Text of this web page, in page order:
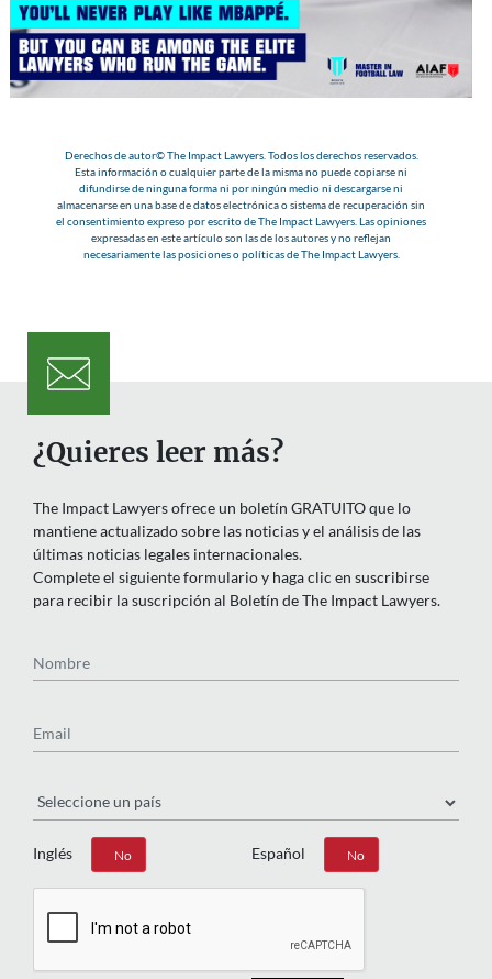
Derechos de autor© The Impact Lawyers. Todos los derechos reservados.
Esta información o cualquier parte de la misma no puede copiarse ni
difundirse de ninguna forma ni por ningún medio ni descargarse ni
almacenarse en una base de datos electrónica o sistema de recuperación sin
el consentimiento expreso por escrito de The Impact Lawyers. Las opiniones
expresadas en este artículo son las de los autores y no reflejan
necesariamente las posiciones o políticas de The Impact Lawyers.
¿Quieres leer más?
The Impact Lawyers ofrece un boletín GRATUITO que lo
mantiene actualizado sobre las noticias y el análisis de las
últimas noticias legales internacionales.
Complete el siguiente formulario y haga clic en suscribirse
para recibir la suscripción al Boletín de The Impact Lawyers.
Inglés
Sí No Español
Sí No